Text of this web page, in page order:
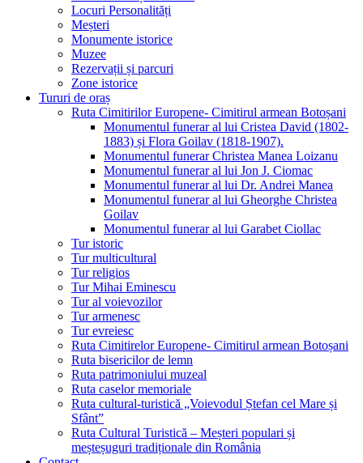
Locuri Personalități
Meșteri
Monumente istorice
Muzee
Rezervații și parcuri
Zone istorice
Tururi de oraș
Ruta Cimitirilor Europene- Cimitirul armean Botoșani
Monumentul funerar al lui Cristea David (1802-
1883) și Flora Goilav (1818-1907).
Monumentul funerar Christea Manea Loizanu
Monumentul funerar al lui Jon J. Ciomac
Monumentul funerar al lui Dr. Andrei Manea
Monumentul funerar al lui Gheorghe Christea
Goilav
Monumentul funerar al lui Garabet Ciollac
Tur istoric
Tur multicultural
Tur religios
Tur Mihai Eminescu
Tur al voievozilor
Tur armenesc
Tur evreiesc
Ruta Cimitirelor Europene- Cimitirul armean Botoșani
Ruta bisericilor de lemn
Ruta patrimoniului muzeal
Ruta caselor memoriale
Ruta cultural-turistică „Voievodul Ștefan cel Mare și
Sfânt”
Ruta Cultural Turistică – Meșteri populari și
meșteșuguri tradiționale din România